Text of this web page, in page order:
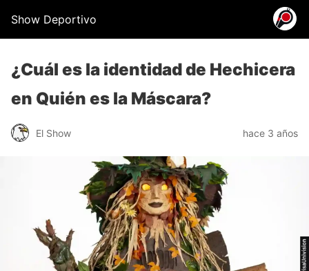
Show Deportivo
¿Cuál es la identidad de Hechicera
en Quién es la Máscara?
El Show hace 3 años